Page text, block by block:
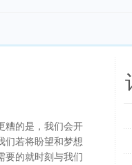
糟的是，我们会开
们若将盼望和梦想
要的就时刻与我们